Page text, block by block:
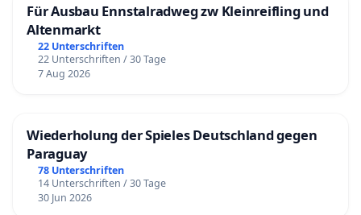
Für Ausbau Ennstalradweg zw Kleinreifling und
Altenmarkt
22 Unterschriften
22 Unterschriften / 30 Tage
7 Aug 2026
Wiederholung der Spieles Deutschland gegen
Paraguay
78 Unterschriften
14 Unterschriften / 30 Tage
30 Jun 2026